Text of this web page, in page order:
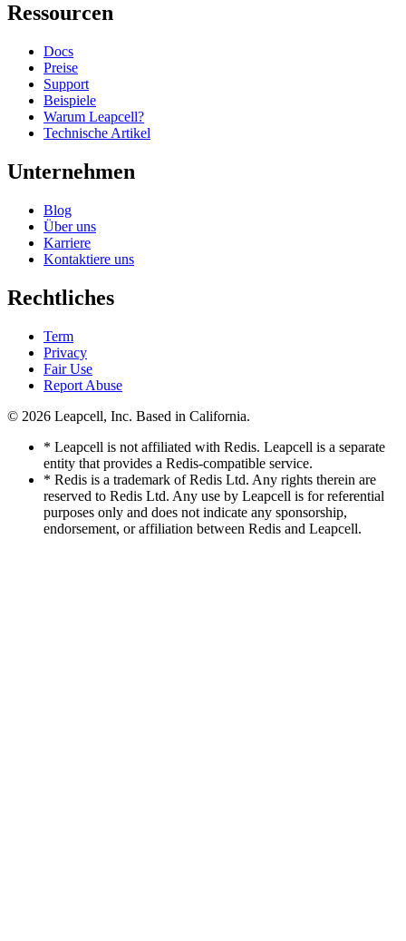
Ressourcen
Docs
Preise
Support
Beispiele
Warum Leapcell?
Technische Artikel
Unternehmen
Blog
Über uns
Karriere
Kontaktiere uns
Rechtliches
Term
Privacy
Fair Use
Report Abuse
© 2026 Leapcell, Inc. Based in California.
* Leapcell is not affiliated with Redis. Leapcell is a separate
entity that provides a Redis-compatible service.
* Redis is a trademark of Redis Ltd. Any rights therein are
reserved to Redis Ltd. Any use by Leapcell is for referential
purposes only and does not indicate any sponsorship,
endorsement, or affiliation between Redis and Leapcell.